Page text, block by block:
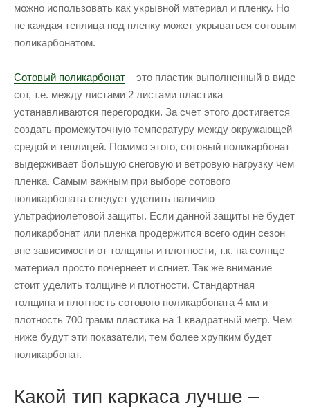
можно использовать как укрывной материал и пленку. Но
не каждая теплица под пленку может укрываться сотовым
поликарбонатом.
Сотовый поликарбонат – это пластик выполненный в виде
сот, т.е. между листами 2 листами пластика
устанавливаются перегородки. За счет этого достигается
создать промежуточную температуру между окружающей
средой и теплицей. Помимо этого, сотовый поликарбонат
выдерживает большую снеговую и ветровую нагрузку чем
пленка. Самым важным при выборе сотового
поликарбоната следует уделить наличию
ультрафиолетовой защиты. Если данной защиты не будет
поликарбонат или пленка продержится всего один сезон
вне зависимости от толщины и плотности, т.к. на солнце
материал просто почернеет и сгниет. Так же внимание
стоит уделить толщине и плотности. Стандартная
толщина и плотность сотового поликарбоната 4 мм и
плотность 700 грамм пластика на 1 квадратный метр. Чем
ниже будут эти показатели, тем более хрупким будет
поликарбонат.
Какой тип каркаса лучше –